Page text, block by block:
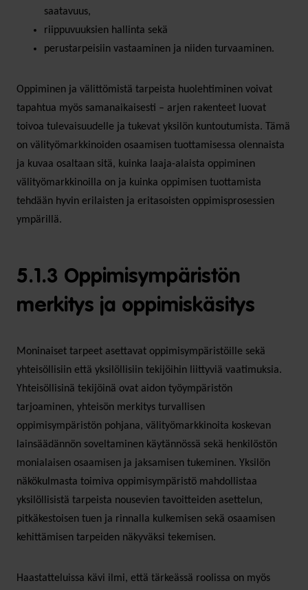
saatavuus,
riippuvuuksien hallinta sekä
perustarpeisiin vastaaminen ja niiden turvaaminen.
Oppiminen ja välittömistä tarpeista huolehtiminen voivat
tapahtua myös samanaikaisesti – arjen rakenteet luovat
toivoa tulevaisuudelle ja tukevat yksilön kuntoutumista. Tämä
on välityömarkkinoiden osaamisen tuottamisessa olennaista
ja kuvaa osaltaan sitä, kuinka laaja-alaista oppiminen
välityömarkkinoilla on ja kuinka oppimisen tuottamista
tehdään hyvin erilaisten ja eritasoisten oppimisprosessien
ympärillä.
5.1.3 Oppimisympäristön
merkitys ja oppimiskäsitys
Moninaiset tarpeet asettavat oppimisympäristöille sekä
yhteisöllisiin että yksilöllisiin tekijöihin liittyviä vaatimuksia.
Yhteisöllisinä tekijöinä ovat aidon työympäristön
tarjoaminen, yhteisön merkitys turvallisen
oppimisympäristön pohjana, välityömarkkinoita koskevan
lainsäädännön soveltaminen käytännössä sekä henkilöstön
monialaisen osaamisen ja jaksamisen tukeminen. Yksilön
näkökulmasta toimiva oppimisympäristö mahdollistaa
yksilöllisistä tarpeista nousevien tavoitteiden asettelun,
pitkäkestoisen tuen ja rinnalla kulkemisen sekä osaamisen
kehittämisen tarpeiden näkyväksi tekemisen.
Haastatteluissa kävi ilmi, että tärkeässä roolissa on myös